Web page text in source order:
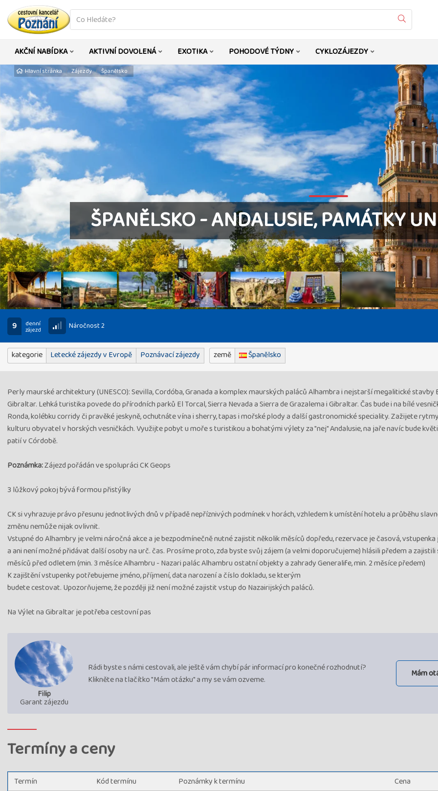
co
hledáte
Vyhledat
AKČNÍ NABÍDKA AKTIVNÍ DOVOLENÁ EXOTIKA POHODOVÉ TÝDNY CYKLOZÁJEZDY
Hlavní stránka Zájezdy Španělsko
ŠPANĚLSKO - ANDALUSIE, PAMÁTKY
9 denní
zájezd Náročnost 2
kategorie Letecké zájezdy v Evropě Poznávací zájezdy země Španělsko
Perly maurské architektury (UNESCO): Sevilla, Cordóba, Granada a komplex maurských paláců Alhambra i nejstarší megalitické stavby
Gibraltar. Lehká turistika povede do přírodních parků El Torcal, Sierra Nevada a Sierra de Grazalema i Gibraltar. Čas bude i na bílé
Ronda, kolébku corridy či pravěké jeskyně, ochutnáte vína i sherry, tapas i mořské plody a další gastronomické speciality. Zažijete
kulturu obyvatel v horských vesničkách. Využijte pobyt u moře s turistikou a bohatými výlety za "nej" Andalusie, na jaře navíc bude
patií v Córdobě.
Poznámka:Zájezd pořádán ve spolupráci CK Geops
3 lůžkový pokoj bývá formou přistýlky
CK si vyhrazuje právo přesunu jednotlivých dnů v případě nepříznivých podmínek v horách, vzhledem k umístění hotelu a průběhu
změnu nemůže nijak ovlivnit.
Vstupné do Alhambry je velmi náročná akce a je bezpodmínečně nutné zajistit několik měsíců dopředu, rezervace je časová,
a ani není možné přidávat další osoby na urč. čas. Prosíme proto, zda byste svůj zájem (a velmi doporučujeme) hlásili předem a zajistili
měsíců před odletem (min. 3 měsíce Alhambru - Nazari palác Alhambru ostatní objekty a zahrady Generalife, min. 2 měsíce předem)
K zajištění vstupenky potřebujeme jméno, příjmení, data narození a číslo dokladu, se kterým
budete cestovat. Upozorňujeme, že později již není možné zajistit vstup do Nazairijských paláců.
Na Výlet na Gibraltar je potřeba cestovní pas
Filip
Garant zájezdu
Rádi byste s námi cestovali, ale ještě vám chybí pár informací pro konečné rozhodnutí?
Klikněte na tlačítko "Mám otázku" a my se vám ozveme.
Mám
Termíny a ceny
Termín Poznámky k termínu
Kód termínu
Cena